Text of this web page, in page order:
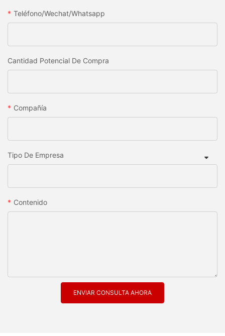
Teléfono/wechat/whatsapp
Cantidad Potencial De Compra
Compañía
Tipo De Empresa
Contenido
ENVIAR CONSULTA AHORA